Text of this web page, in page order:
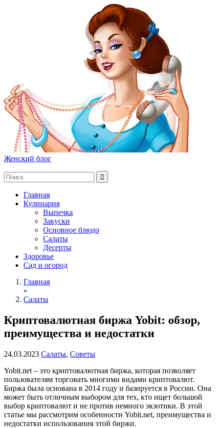
Женский блог
Главная
Кулинария
Выпечка
Закуски
Основное блюдо
Салаты
Десерты
Здоровье
Сад и огород
Главная
»
Салаты
Криптовалютная биржа Yobit: обзор,
преимущества и недостатки
24.03.2023 Салаты, Советы
Yobit.net – это криптовалютная биржа, которая позволяет
пользователям торговать многими видами криптовалют.
Биржа была основана в 2014 году и базируется в России. Она
может быть отличным выбором для тех, кто ищет большой
выбор криптовалют и не против немного экзотики. В этой
статье мы рассмотрим особенности Yobit.net, преимущества и
недостатки использования этой биржи.